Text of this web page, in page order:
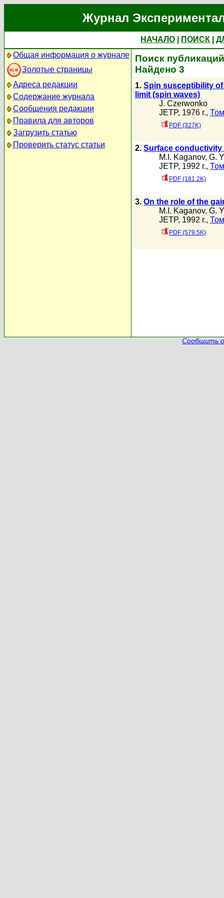
Журнал
НАЧАЛО ПОИСК
Общая информация о журнале
Золотые страницы
Адреса редакции
Содержание журнала
Сообщения редакции
Правила для авторов
Загрузить статью
Проверить статус статьи
Поиск
Найдено 3
1. Spin susceptibility
limit (spin waves)
J. Czerwonko
JETP, 1976 г.,
PDF (327K)
2. Surface conductivity
M.I. Kaganov, G.
JETP, 1992 г.,
PDF (181.2K)
3. On the role of the
M.I. Kaganov, G.
JETP, 1992 г.,
PDF (579.5K)
Сообщить о